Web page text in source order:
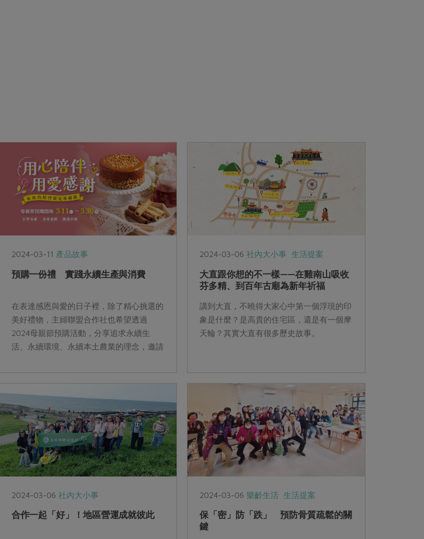
2024-03-11 產品故事
預購一份禮 實踐永續生產與消費
在表達感恩與愛的日子裡，除了精心挑選的
美好禮物，主婦聯盟合作社也希望透過
2024母親節預購活動，分享追求永續生
活、永續環境、永續本土農業的理念，邀請
續發展。
2024-03-06社內大小事 生活提案
大直跟你想的不一樣——在雞南山吸收
芬多精、到百年古廟為新年祈福
講到大直，不曉得大家心中第一個浮現的印
象是什麼？是高貴的住宅區，還是有一個摩
天輪？其實大直有很多歷史故事。
2024-03-06 社內大小事
合作一起「好」！地區營運成就彼此
2024-03-06 樂齡生活 生活提案
保「密」防「跌」 預防骨質疏鬆的關
鍵